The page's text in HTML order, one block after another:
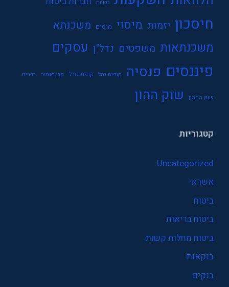
זכויות
חיסכון יזמות מיסוי מיסים משכנתא
משכנתאות משפטים נדל"ן עסקים
פיננסים פנסיה קופות גמל קופת גמל קרן פנסיה רכבים
שוק הההון שוק ההון
קטגוריות
Uncategorized
אשראי
ביטוח
ביטוח בריאות
ביטוח מחלות קשות
בנקאות
בנקים